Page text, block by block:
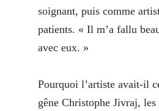
soignant, puis comme
patients. « Il m’a fallu
avec eux. »
Pourquoi l’artiste avait-il
gêne Christophe Jivraj, les